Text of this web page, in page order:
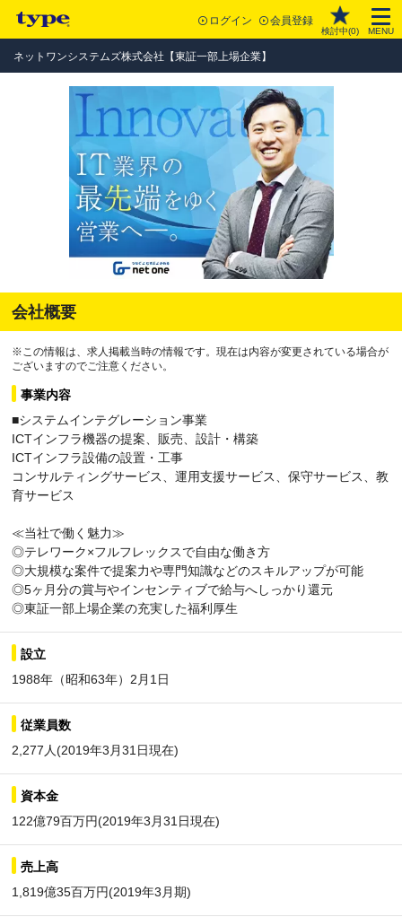
ログイン 会員登録
検討中(0) MENU
ネットワンシステムズ株式会社【東証一部上場企業】
会社概要
※この情報は、求人掲載当時の情報です。現在は内容が変更されている場合が
ございますのでご注意ください。
事業内容
■システムインテグレーション事業
ICTインフラ機器の提案、販売、設計・構築
ICTインフラ設備の設置・工事
コンサルティングサービス、運用支援サービス、保守サービス、教
育サービス
≪当社で働く魅力≫
◎テレワーク×フルフレックスで自由な働き方
◎大規模な案件で提案力や専門知識などのスキルアップが可能
◎5ヶ月分の賞与やインセンティブで給与へしっかり還元
◎東証一部上場企業の充実した福利厚生
設立
1988年（昭和63年）2月1日
従業員数
2,277人(2019年3月31日現在)
資本金
122億79百万円(2019年3月31日現在)
売上高
1,819億35百万円(2019年3月期)